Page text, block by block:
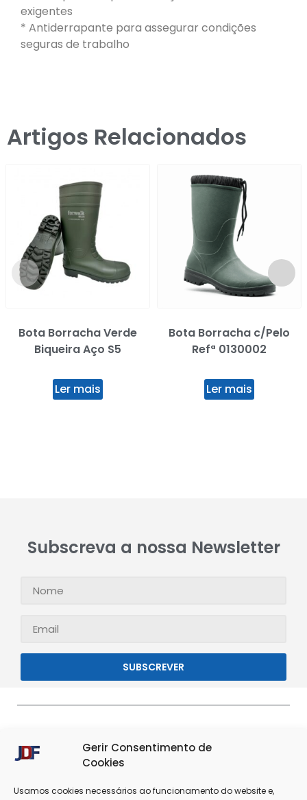
Gerir Consentimento de
Cookies
Usamos cookies necessários ao funcionamento do website e,
exigentes
* Antiderrapante para assegurar condições
seguras de trabalho
Artigos Relacionados
Bota Borracha Verde
Biqueira Aço S5
Ler mais
Bota Borracha c/Pelo
Refª 0130002
Ler mais
Subscreva a nossa Newsletter
SUBSCREVER